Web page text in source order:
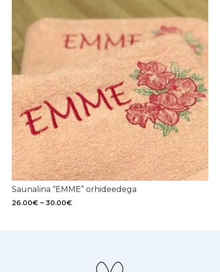
Saunalina “EMME” orhideedega
26.00€ – 30.00€